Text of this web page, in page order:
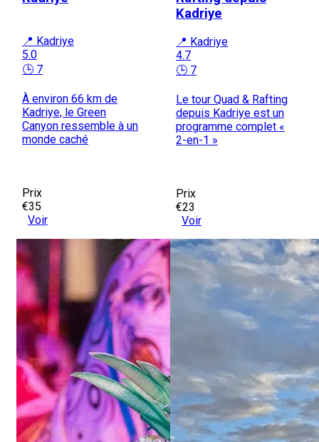
📍 Kadriye
5.0
🕒 7
À environ 66 km de
Kadriye, le Green
Canyon ressemble à un
monde caché
Prix
€35
Voir
Kadriye
📍 Kadriye
4.7
🕒 7
Le tour Quad & Rafting
depuis Kadriye est un
programme complet «
2-en-1 »
Prix
€23
Voir